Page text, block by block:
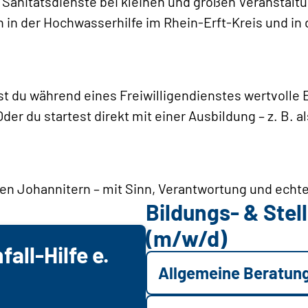
in der Hochwasserhilfe im Rhein-Erft-Kreis und
du während eines Freiwilligendienstes wertvolle
du startest direkt mit einer Ausbildung – z. B.
Johannitern – mit Sinn, Verantwortung und
Hilfe e.
Bildungs- &
(m/w/d)
Allgemeine